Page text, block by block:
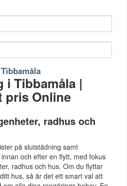
Tibbamåla
i Tibbamåla |
pris Online
radhus och
på slutstädning samt
och efter en flytt, med fokus
radhus och hus. Om du flyttar
hus, så är det ett smart val att